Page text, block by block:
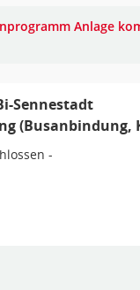
Anlage
Sennestadt
(Busanbindung,
-